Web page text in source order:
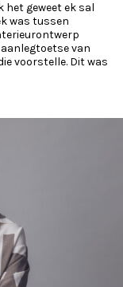
het geweet ek sal
was tussen
van
voorstelle. Dit was